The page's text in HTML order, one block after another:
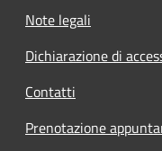
Note legali
Dichiarazione di
Contatti
Prenotazione